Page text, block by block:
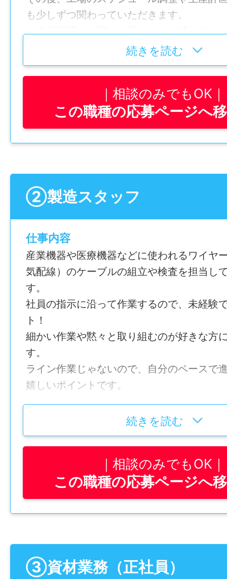
も少しずつ関わっていただきます。
「生産管理」と聞くと難しそうに感じるか
が、実際には担当部門の進行管理やスタッ
中心。
未経験の方でも安心してスタートできます
ものづくりに興味がある方、コツコツ取り
方にぴったりの職場です！
あなたのペースで成長できる環境を整えて
■ケーブルの製造（加工/組立/検査）
■生産管理
■図面/製作展開等
仕事内容変更の可能性：なし
就業場所
〒779-1101 徳島県阿南市羽ノ浦町中庄上ナ
勤務地変更の可能性：なし
給与
月給 （基本給）200,000～210,000円
賞与
経験
未経験可
続きを読む
相談のみでもOK
この職種の応募ページへ
②製造スタッフ
仕事内容
産業機器や医療機器などに使われるワイヤ
気配線）のケーブルの組立や検査を担当し
す。
社員の指示に沿って作業するので、未経験
ト！
細かい作業や黙々と取り組むのが好きな方
す。
ライン作業じゃないので、自分のペースで
嬉しいポイントです。
・ケーブルの組立工程
・ケーブルの検査工程
仕事内容変更の可能性：なし
〒779-1101 徳島県阿南市羽ノ浦町中庄上ナ
勤務地変更の可能性：なし
続きを読む
相談のみでもOK
この職種の応募ページへ
③資材業務（正社員）